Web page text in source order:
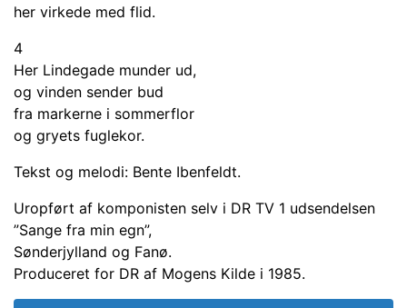
her virkede med flid.
4
Her Lindegade munder ud,
og vinden sender bud
fra markerne i sommerflor
og gryets fuglekor.
Tekst og melodi: Bente Ibenfeldt.
Uropført af komponisten selv i DR TV 1 udsendelsen
”Sange fra min egn”,
Sønderjylland og Fanø.
Produceret for DR af Mogens Kilde i 1985.